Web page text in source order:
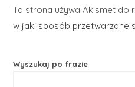
Ta strona używa Akismet do
w jaki sposób przetwarzane
Wyszukaj po frazie